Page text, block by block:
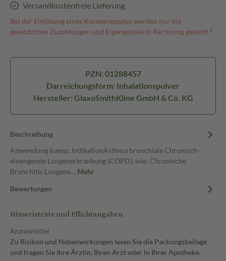
Versandkostenfreie Lieferung
Bei der Einlösung eines Kassenrezeptes werden nur die
gesetzlichen Zuzahlungen und Eigenanteile in Rechnung gestellt.⁴
PZN: 01288457
Darreichungsform: Inhalationspulver
Hersteller: GlaxoSmithKline GmbH & Co. KG
Beschreibung
Anwendung &amp; IndikationAsthma bronchiale Chronisch-
einengende Lungenerkrankung (COPD), wie: Chronische
Bronchitis Lungene… Mehr
Bewertungen
Hinweistexte und Pflichtangaben
Arzneimittel
Zu Risiken und Nebenwirkungen lesen Sie die Packungsbeilage
und fragen Sie Ihre Ärztin, Ihren Arzt oder in Ihrer Apotheke.